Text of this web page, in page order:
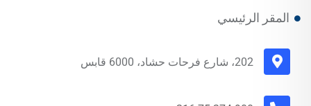
المقر الرئيسي
202، شارع فرحات حشاد، 6000 قابس